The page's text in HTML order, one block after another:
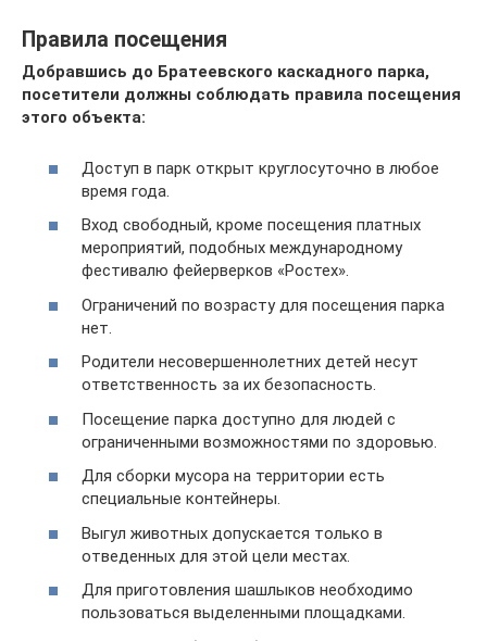
Правила посещения
Добравшись до Братеевского каскадного парка,
посетители должны соблюдать правила посещения
этого объекта:
Доступ в парк открыт круглосуточно в любое
время года.
Вход свободный, кроме посещения платных
мероприятий, подобных международному
фестивалю фейерверков «Ростех».
Ограничений по возрасту для посещения парка
нет.
Родители несовершеннолетних детей несут
ответственность за их безопасность.
Посещение парка доступно для людей с
ограниченными возможностями по здоровью.
Для сборки мусора на территории есть
специальные контейнеры.
Выгул животных допускается только в
отведенных для этой цели местах.
Для приготовления шашлыков необходимо
пользоваться выделенными площадками.